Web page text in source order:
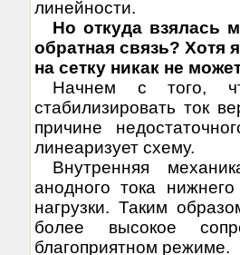
линейности.
Но откуда взялась
обратная связь? Хотя
на сетку никак не
Начнем с того,
стабилизировать ток
причине
линеаризует схему.
Внутренняя
анодного тока
нагрузки. Таким
более высокое
благоприятном режиме.